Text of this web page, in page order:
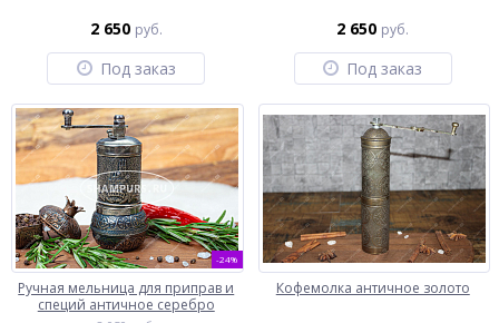
2 650 руб.
Под заказ
2 650 руб.
Под заказ
-24%
Ручная мельница для приправ и
специй античное серебро
Кофемолка античное золото